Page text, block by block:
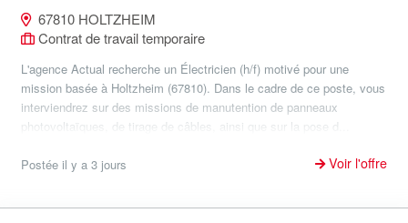
67810 HOLTZHEIM
Contrat de travail temporaire
L'agence Actual recherche un Électricien (h/f) motivé pour une
mission basée à Holtzheim (67810). Dans le cadre de ce poste, vous
interviendrez sur des missions de manutention de panneaux
photovoltaïques, de tirage de câbles, ainsi que sur la pose d...
Postée il y a 3 jours Voir l'offre